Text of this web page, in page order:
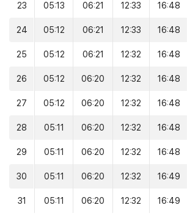
23 05:13 06:21 12:33 16:48
24 05:12 06:21 12:33 16:48
25 05:12 06:21 12:32 16:48
26 05:12 06:20 12:32 16:48
27 05:12 06:20 12:32 16:48
28 05:11 06:20 12:32 16:48
29 05:11 06:20 12:32 16:48
30 05:11 06:20 12:32 16:49
31 05:11 06:20 12:32 16:49